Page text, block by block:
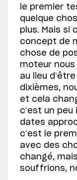
le premier
quelque
plus. Mais si
concept de
chose de
moteur nous
au lieu
dixièmes,
et cela
c’est un
dates
c’est le
avec des
changé,
souffrions,